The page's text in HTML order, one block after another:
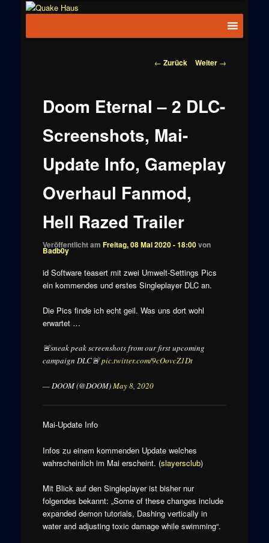
News zu
Beitragsnavigation
← Zurück Weiter →
Doom Eternal – 2 DLC-
Screenshots, Mai-
Update Info, Gameplay
Overhaul Fanmod,
Hell Razed Trailer
Veröffentlicht am Freitag, 08 Mai 2020 - 18:00von
Badb0y
id Software teasert mit zwei Umwelt-Settings Pics
ein kommendes und erstes Singleplayer DLC an.
Die Pics finde ich echt geil. Was uns dort wohl
erwartet …
🚨sneak peak screenshots from our first upcoming
campaign DLC🚨pic.twitter.com/9cOovcZ1Dt
— DOOM (@DOOM)May 8, 2020
Mai-Update Info
Infos zu einem kommenden Update welches
wahrscheinlich im Mai erscheint. (slayersclub)
Mit Blick auf den Singleplayer ist bisher nur
folgendes bekannt: „Some of these changes include
expanded demon tutorials, Dashing vertically in
water and adjusting toxic damage while swimming“.